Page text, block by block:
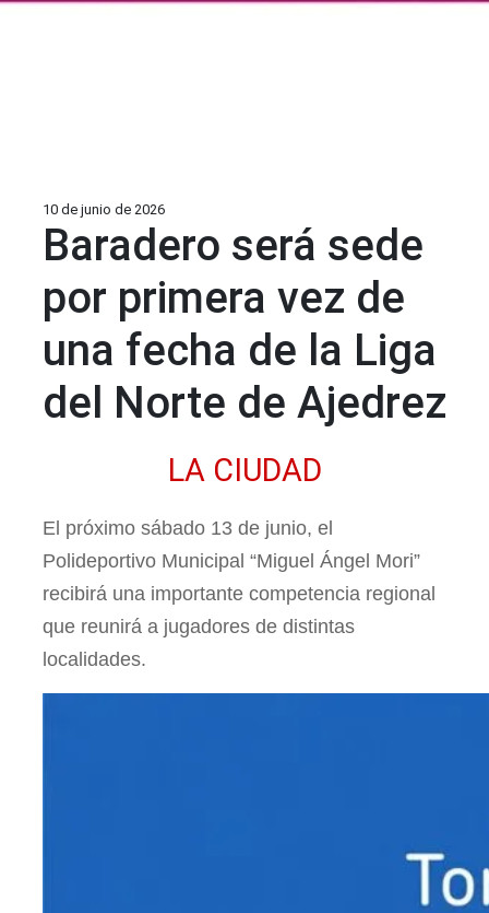
10 de junio de 2026
Baradero será sede
por primera vez de
una fecha de la Liga
del Norte de Ajedrez
LA CIUDAD
El próximo sábado 13 de junio, el
Polideportivo Municipal “Miguel Ángel Mori”
recibirá una importante competencia regional
que reunirá a jugadores de distintas
localidades.